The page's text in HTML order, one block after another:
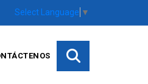
Select Language ▼